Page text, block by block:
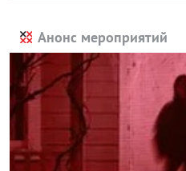
Анонс мероприятий